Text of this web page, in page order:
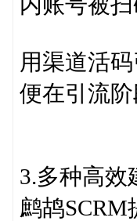
用渠道活
便在引流
3.多种高效
鹧鸪